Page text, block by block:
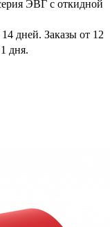
ЭВГ с откидной
дней. Заказы от 12
дня.